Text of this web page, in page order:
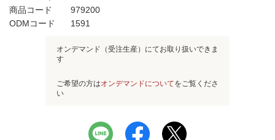
商品コード
979200
ODMコード
1591
オンデマンド（受注生産）にてお取り扱いできま
す
ご希望の方はオンデマンドについてをご覧くださ
い